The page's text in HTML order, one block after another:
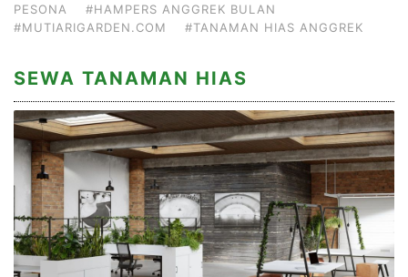
PESONA
#HAMPERS ANGGREK BULAN
#MUTIARIGARDEN.COM
#TANAMAN HIAS ANGGREK
SEWA TANAMAN HIAS